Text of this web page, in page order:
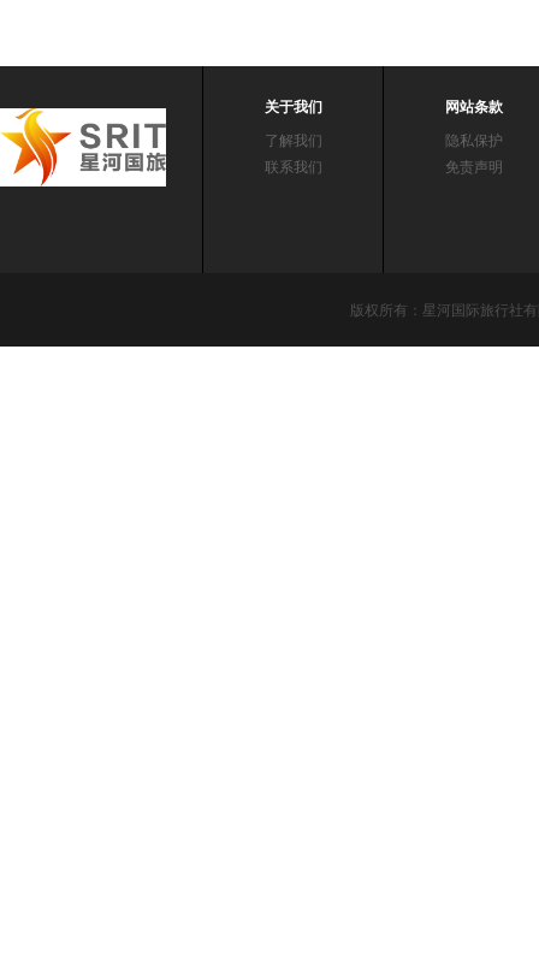
关于我们
了解我们
联系我们
网站条款
隐私保护
免责声明
版权所有：星河国际旅行社